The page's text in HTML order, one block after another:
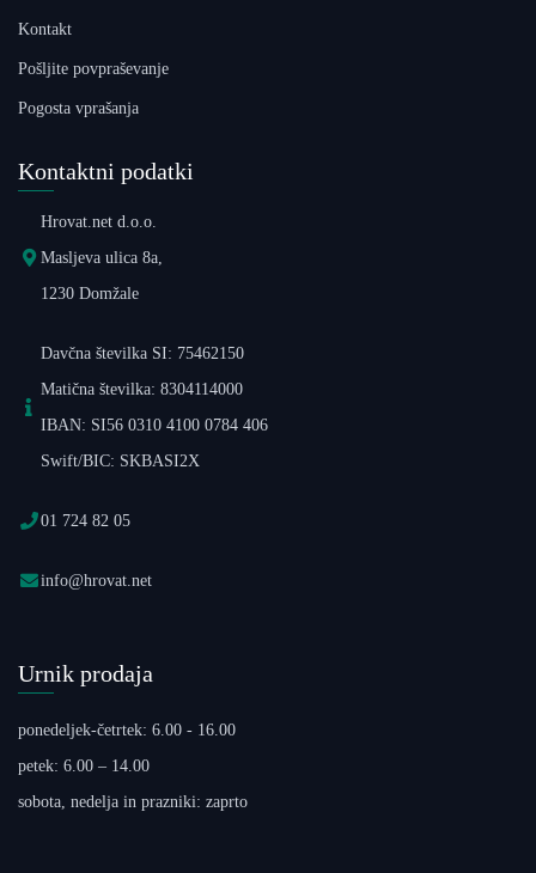
Kontakt
Pošljite povpraševanje
Pogosta vprašanja
Kontaktni podatki
Hrovat.net d.o.o.
Masljeva ulica 8a,
1230 Domžale
Davčna številka SI: 75462150
Matična številka: 8304114000
IBAN: SI56 0310 4100 0784 406
Swift/BIC: SKBASI2X
01 724 82 05
info@hrovat.net
Urnik prodaja
ponedeljek-četrtek: 6.00 - 16.00
petek: 6.00 – 14.00
sobota, nedelja in prazniki: zaprto